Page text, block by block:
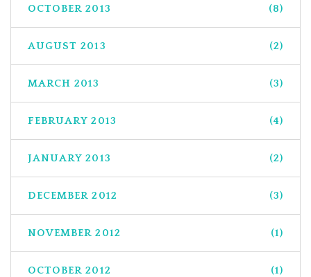
OCTOBER 2013 (8)
AUGUST 2013 (2)
MARCH 2013 (3)
FEBRUARY 2013 (4)
JANUARY 2013 (2)
DECEMBER 2012 (3)
NOVEMBER 2012 (1)
OCTOBER 2012 (1)